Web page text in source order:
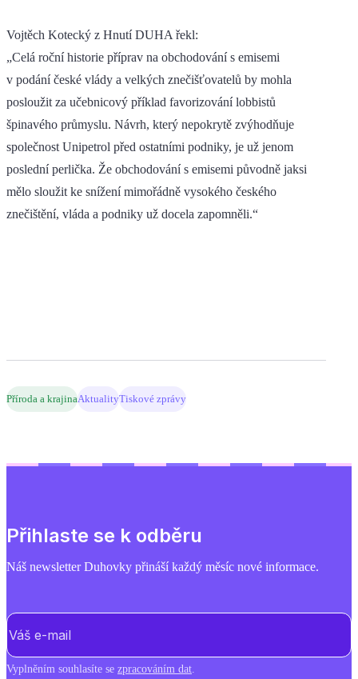
Vojtěch Kotecký z Hnutí DUHA řekl:
„Celá roční historie příprav na obchodování s emisemi
v podání české vlády a velkých znečišťovatelů by mohla
posloužit za učebnicový příklad favorizování lobbistů
špinavého průmyslu. Návrh, který nepokrytě zvýhodňuje
společnost Unipetrol před ostatními podniky, je už jenom
poslední perlička. Že obchodování s emisemi původně jaksi
mělo sloužit ke snížení mimořádně vysokého českého
znečištění, vláda a podniky už docela zapomněli.“
Příroda a krajinaAktualityTiskové zprávy
Přihlaste se k odběru
Náš newsletter Duhovky přináší každý měsíc nové informace.
E-mail
Vyplněním souhlasíte se zpracováním dat.